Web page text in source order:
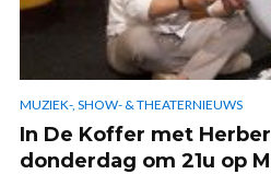
MUZIEK-, SHOW- & THEATERNIEUWS
In De Koffer met
donderdag om 21u op